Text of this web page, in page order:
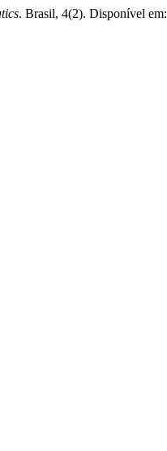
. Brasil, 4(2). Disponível em: